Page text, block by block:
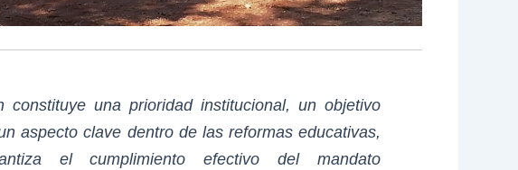
constituye una prioridad institucional, un objetivo
aspecto clave dentro de las reformas educativas,
el cumplimiento efectivo del mandato